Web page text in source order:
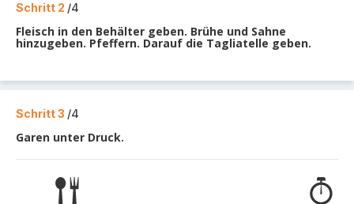
Schritt 2 /4
Fleisch in den Behälter geben. Brühe und Sahne
hinzugeben. Pfeffern. Darauf die Tagliatelle geben.
Schritt 3 /4
Garen unter Druck.